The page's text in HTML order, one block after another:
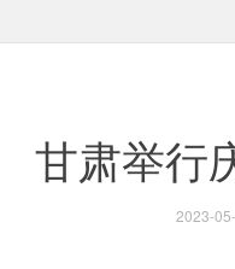
甘肃举行
2023-